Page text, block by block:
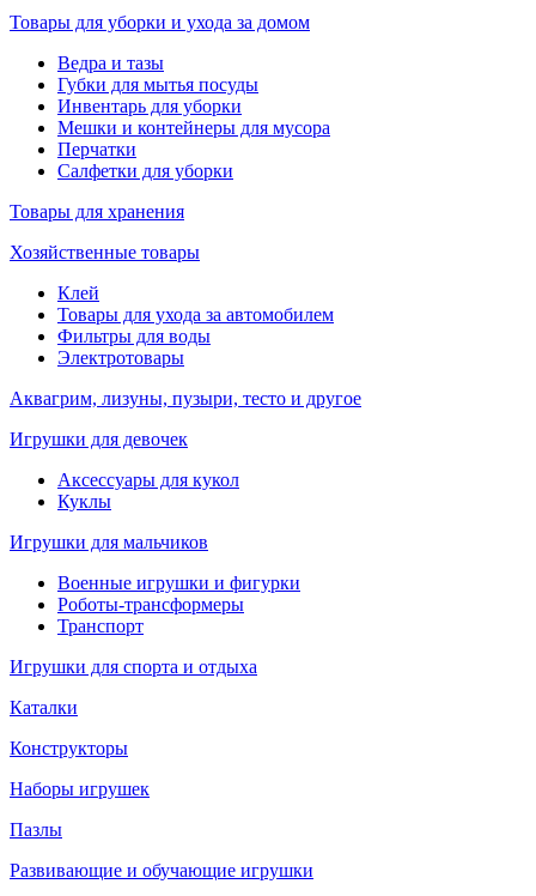
Товары для уборки и ухода за домом
Ведра и тазы
Губки для мытья посуды
Инвентарь для уборки
Мешки и контейнеры для мусора
Перчатки
Салфетки для уборки
Товары для хранения
Хозяйственные товары
Клей
Товары для ухода за автомобилем
Фильтры для воды
Электротовары
Аквагрим, лизуны, пузыри, тесто и другое
Игрушки для девочек
Аксессуары для кукол
Куклы
Игрушки для мальчиков
Военные игрушки и фигурки
Роботы-трансформеры
Транспорт
Игрушки для спорта и отдыха
Каталки
Конструкторы
Наборы игрушек
Пазлы
Развивающие и обучающие игрушки